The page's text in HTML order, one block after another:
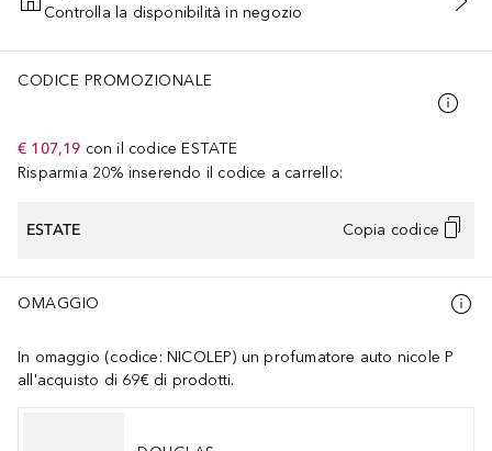
AGGIUNGI AL CARRELLO
Controlla la disponibilità in negozio
CODICE PROMOZIONALE
€ 107,19 con il codice ESTATE
Risparmia 20% inserendo il codice a carrello:
ESTATE Copia codice
OMAGGIO
In omaggio (codice: NICOLEP) un profumatore auto nicole P
all'acquisto di 69€ di prodotti.